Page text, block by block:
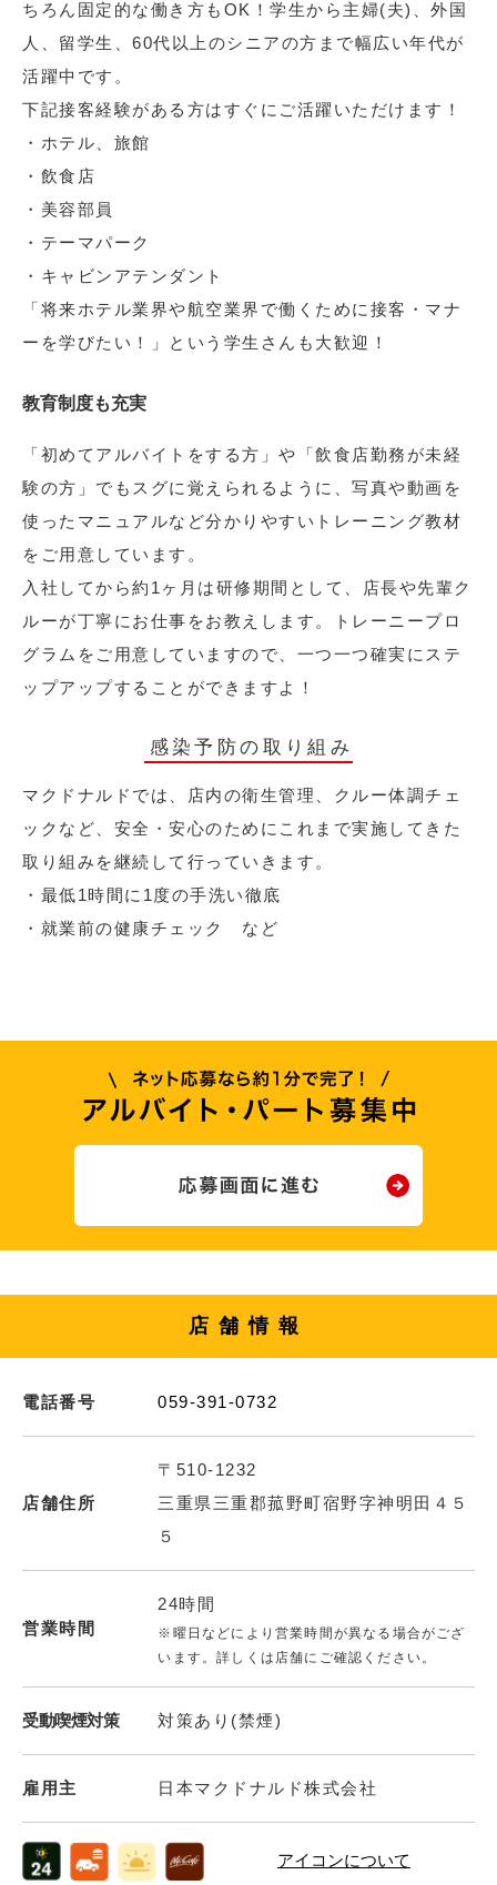
ちろん固定的な働き方もOK！学生から主婦(夫)、外国
人、留学生、60代以上のシニアの方まで幅広い年代が
活躍中です。
下記接客経験がある方はすぐにご活躍いただけます！
・ホテル、旅館
・飲食店
・美容部員
・テーマパーク
・キャビンアテンダント
「将来ホテル業界や航空業界で働くために接客・マナ
ーを学びたい！」という学生さんも大歓迎！
教育制度も充実
「初めてアルバイトをする方」や「飲食店勤務が未経
験の方」でもスグに覚えられるように、写真や動画を
使ったマニュアルなど分かりやすいトレーニング教材
をご用意しています。
入社してから約1ヶ月は研修期間として、店長や先輩ク
ルーが丁寧にお仕事をお教えします。トレーニープロ
グラムをご用意していますので、一つ一つ確実にステ
ップアップすることができますよ！
感染予防の取り組み
マクドナルドでは、店内の衛生管理、クルー体調チェ
ックなど、安全・安心のためにこれまで実施してきた
取り組みを継続して行っていきます。
・最低1時間に1度の手洗い徹底
・就業前の健康チェック など
店舗情報
電話番号 059-391-0732
店舗住所
〒510-1232
三重県三重郡菰野町宿野字神明田４５
５
営業時間
24時間
※曜日などにより営業時間が異なる場合がござ
います。詳しくは店舗にご確認ください。
受動喫煙対策 対策あり(禁煙)
雇用主 日本マクドナルド株式会社
アイコンについて